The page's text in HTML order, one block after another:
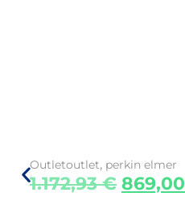
Outletoutlet, perkin elmer
1.172,93€ 869,00